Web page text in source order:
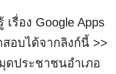
รื่อง Google Apps
อบได้จากลิงก์นี้ >>
ดประชาชนอำเภอ